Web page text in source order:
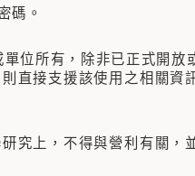
碼。
位所有，除非已正式開放
直接支援該使用之相關資
究上，不得與營利有關，